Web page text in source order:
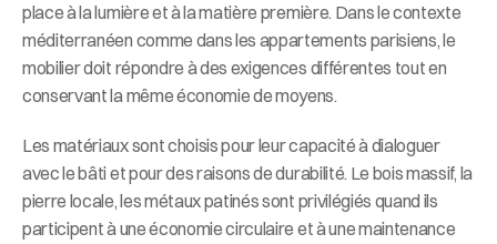
place à la lumière et à la matière première. Dans le contexte
méditerranéen comme dans les appartements parisiens, le
mobilier doit répondre à des exigences différentes tout en
conservant la même économie de moyens.
Les matériaux sont choisis pour leur capacité à dialoguer
avec le bâti et pour des raisons de durabilité. Le bois massif, la
pierre locale, les métaux patinés sont privilégiés quand ils
participent à une économie circulaire et à une maintenance